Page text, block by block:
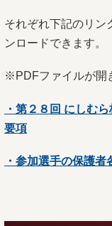
それぞれ下記のリン
ンロードできます。
※PDFファイルが開
・第２８回 にしむ
要項
・参加選手の保護